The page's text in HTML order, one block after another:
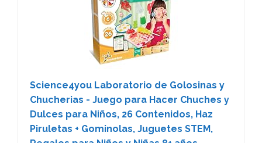
Science4you Laboratorio de Golosinas y
Chucherias - Juego para Hacer Chuches y
Dulces para Niños, 26 Contenidos, Haz
Piruletas + Gominolas, Juguetes STEM,